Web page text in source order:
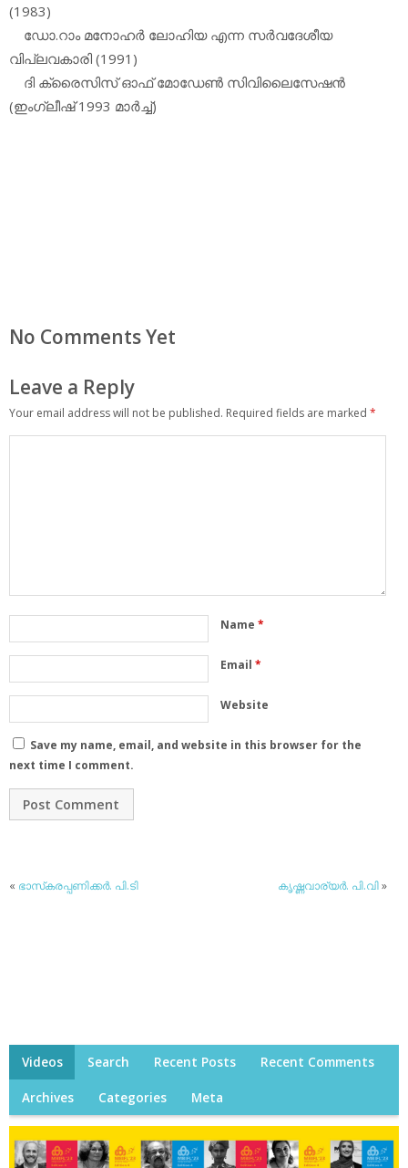
(1983)
ഡോ.റാം മനോഹര്‍ ലോഹിയ എന്ന സര്‍വദേശീയ
വിപ്ലവകാരി (1991)
ദി ക്രൈസിസ് ഓഫ് മോഡേണ്‍ സിവിലൈസേഷന്‍
(ഇംഗ്ലീഷ് 1993 മാര്‍ച്ച്)
No Comments Yet
Leave a Reply
Your email address will not be published. Required fields are marked *
Name *
Email *
Website
Save my name, email, and website in this browser for the
next time I comment.
« ഭാസ്‌കരപ്പണിക്കര്‍. പി.ടി കൃഷ്ണവാര്യര്‍. പി.വി»
Videos Search Recent Posts Recent Comments
Archives Categories Meta